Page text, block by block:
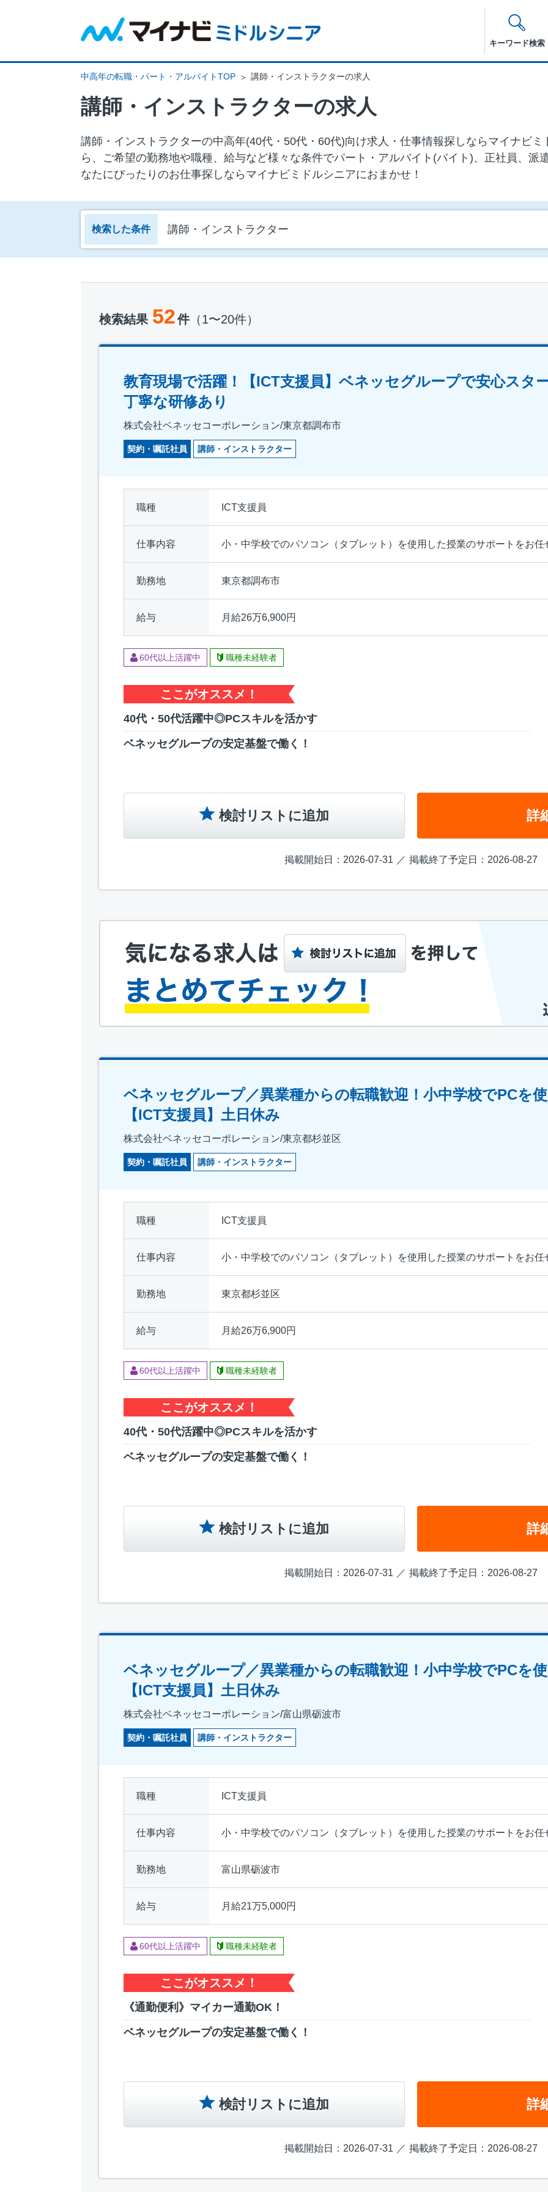
キーワード検索
中高年の転職・パート・アルバイトTOP 講師・インストラクターの求人
講師・インストラクターの求人
講師・インストラクターの中⾼年(40代・50代・60代)向け求⼈・仕事情報探しならマイナビ
ら、ご希望の勤務地や職種、給与など様々な条件でパート・アルバイト(バイト)、正社員、派
なたにぴったりのお仕事探しならマイナビミドルシニアにおまかせ！
検索した条件 講師・インストラクター
検索結果 52件（1〜20件）
教育現場で活躍！【ICT支援員】ベネッセグループで安心スタ
丁寧な研修あり
株式会社ベネッセコーポレーション/東京都調布市
契約・嘱託社員 講師・インストラクター
職種 ICT支援員
仕事内容 小・中学校でのパソコン（タブレット）を使用した授業のサポートをお任
勤務地 東京都調布市
給与 月給26万6,900円
60代以上活躍中 職種未経験者
ここがオススメ！
40代・50代活躍中◎PCスキルを活かす
ベネッセグループの安定基盤で働く！
検討リストに追加 詳
掲載開始日：2026-07-31 掲載終了予定日：2026-08-27
ベネッセグループ／異業種からの転職歓迎！小中学校でPCを
【ICT支援員】土日休み
株式会社ベネッセコーポレーション/東京都杉並区
契約・嘱託社員 講師・インストラクター
職種 ICT支援員
仕事内容 小・中学校でのパソコン（タブレット）を使用した授業のサポートをお任
勤務地 東京都杉並区
給与 月給26万6,900円
60代以上活躍中 職種未経験者
ここがオススメ！
40代・50代活躍中◎PCスキルを活かす
ベネッセグループの安定基盤で働く！
検討リストに追加 詳
掲載開始日：2026-07-31 掲載終了予定日：2026-08-27
ベネッセグループ／異業種からの転職歓迎！小中学校でPCを
【ICT支援員】土日休み
株式会社ベネッセコーポレーション/富山県砺波市
契約・嘱託社員 講師・インストラクター
職種 ICT支援員
仕事内容 小・中学校でのパソコン（タブレット）を使用した授業のサポートをお任
勤務地 富山県砺波市
給与 月給21万5,000円
60代以上活躍中 職種未経験者
ここがオススメ！
《通勤便利》マイカー通勤OK！
ベネッセグループの安定基盤で働く！
検討リストに追加 詳
掲載開始日：2026-07-31 掲載終了予定日：2026-08-27